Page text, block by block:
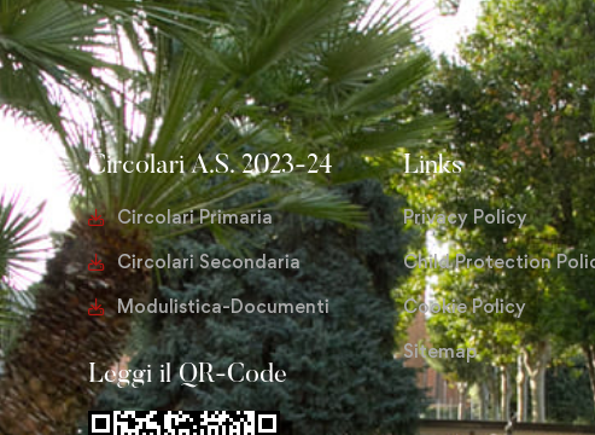
Circolari A.S. 2023-24
Circolari Primaria
Circolari Secondaria
Modulistica-Documenti
Leggi il QR-Code
Links
Privacy Policy
Child Protection
Cookie Policy
Sitemap